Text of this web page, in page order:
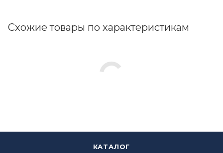
Схожие товары по характеристикам
КАТАЛОГ